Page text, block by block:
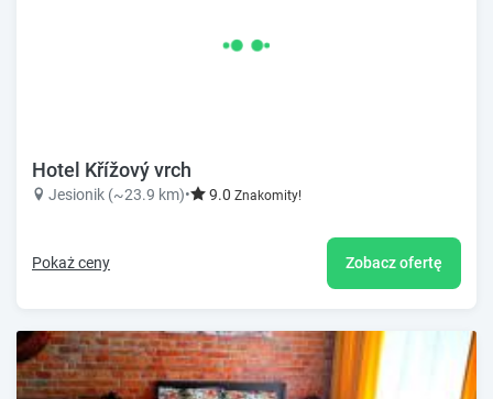
Hotel Křížový vrch
Jesionik (~23.9 km)• 9.0 Znakomity!
Pokaż ceny Zobacz ofertę